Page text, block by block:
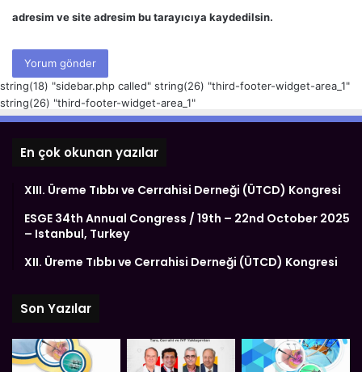
adresim ve site adresim bu tarayıcıya kaydedilsin.
string(18) "sidebar.php called" string(26) "third-footer-widget-area_1"
string(26) "third-footer-widget-area_1"
En çok okunan yazılar
XIII. Üreme Tıbbı ve Cerrahisi Derneği (ÜTCD) Kongresi
ESGE 34th Annual Congress / 19th – 22nd October 2025
– Istanbul, Turkey
XII. Üreme Tıbbı ve Cerrahisi Derneği (ÜTCD) Kongresi
Son Yazılar